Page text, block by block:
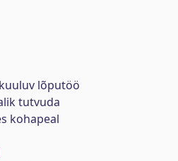
lõputöö
tutvuda
kohapeal